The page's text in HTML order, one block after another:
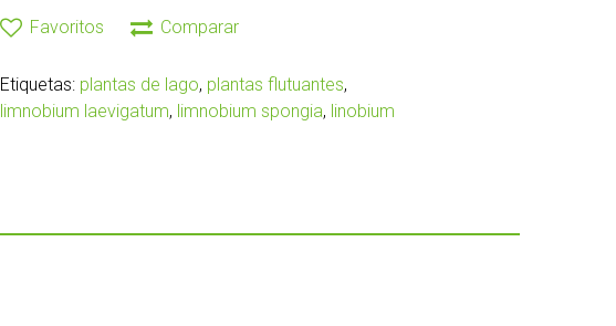
Favoritos Comparar
Etiquetas: plantas de lago, plantas flutuantes,
limnobium laevigatum, limnobium spongia, linobium